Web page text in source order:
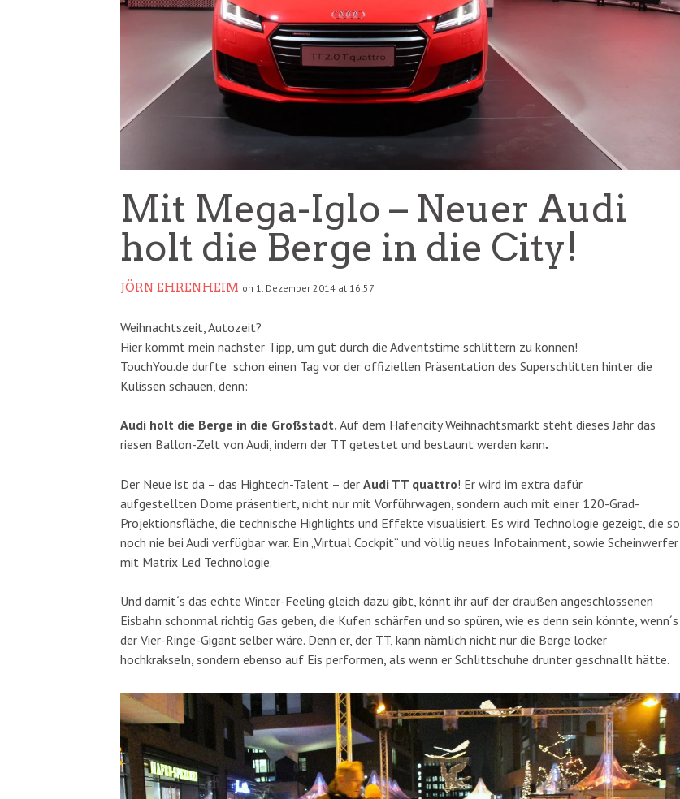
Mit Mega-Iglo – Neuer Audi
holt die Berge in die City!
JÖRN EHRENHEIM on 1. Dezember 2014 at 16:57
Weihnachtszeit, Autozeit?
Hier kommt mein nächster Tipp, um gut durch die Adventstime schlittern zu können!
TouchYou.de durfte schon einen Tag vor der offiziellen Präsentation des Superschlitten hinter die
Kulissen schauen, denn:
Audi holt die Berge in die Großstadt. Auf dem Hafencity Weihnachtsmarkt steht dieses Jahr das
riesen Ballon-Zelt von Audi, indem der TT getestet und bestaunt werden kann.
Der Neue ist da – das Hightech-Talent – der Audi TT quattro! Er wird im extra dafür
aufgestellten Dome präsentiert, nicht nur mit Vorführwagen, sondern auch mit einer 120-Grad-
Projektionsfläche, die technische Highlights und Effekte visualisiert. Es wird Technologie gezeigt, die so
noch nie bei Audi verfügbar war. Ein „Virtual Cockpit“ und völlig neues Infotainment, sowie Scheinwerfer
mit Matrix Led Technologie.
Und damit´s das echte Winter-Feeling gleich dazu gibt, könnt ihr auf der draußen angeschlossenen
Eisbahn schonmal richtig Gas geben, die Kufen schärfen und so spüren, wie es denn sein könnte, wenn´s
der Vier-Ringe-Gigant selber wäre. Denn er, der TT, kann nämlich nicht nur die Berge locker
hochkrakseln, sondern ebenso auf Eis performen, als wenn er Schlittschuhe drunter geschnallt hätte.